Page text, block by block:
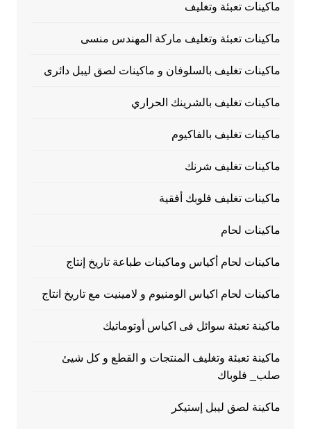
ماكينات تعبئة وتغليف
ماكينات تعبئة وتغليف ماركة المهندس منسى
ماكينات تغليف بالسلوفان و ماكينات لصق ليبل دائرى
ماكينات تغليف بالشرينك الحراري
ماكينات تغليف بالفاكيوم
ماكينات تغليف شرنك
ماكينات تغليف فلوبك أفقية
ماكينات لحام
ماكينات لحام أكياس وماكينات طباعة تاريخ إنتاج
ماكينات لحام اكياس الومنيوم و لامينيت مع تاريخ انتاج
ماكينة تعبئة سوائل فى اكياس أوتوماتيك
ماكينة تعبئة وتغليف المنتجات و القطع و كل شيئ
صلب_ فلوباك
ماكينة لصق ليبل إستيكر